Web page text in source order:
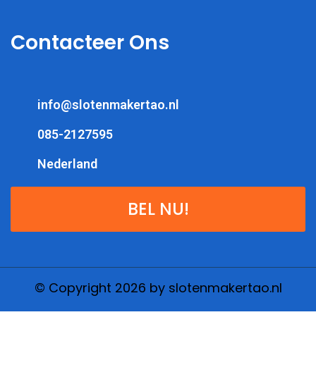
Contacteer Ons
info@slotenmakertao.nl
085-2127595
Nederland
BEL NU!
© Copyright 2026 by slotenmakertao.nl